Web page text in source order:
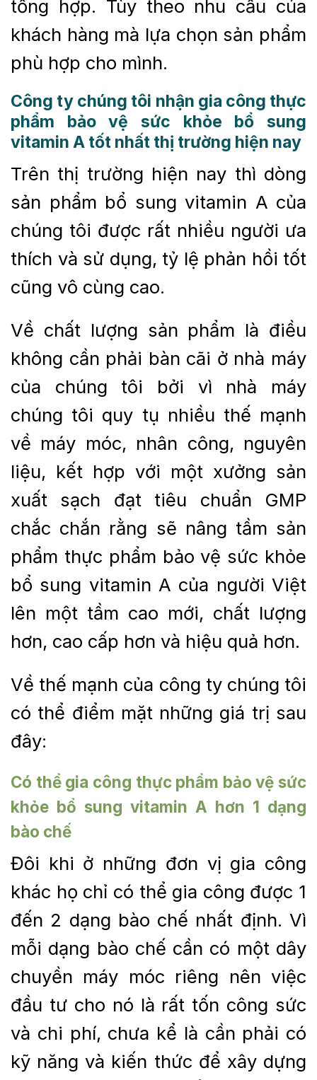
tổng hợp. Tùy theo nhu cầu của
khách hàng mà lựa chọn sản phẩm
phù hợp cho mình.
Công ty chúng tôi nhận gia công thực
phẩm bảo vệ sức khỏe bổ sung
vitamin A tốt nhất thị trường hiện nay
Trên thị trường hiện nay thì dòng
sản phẩm bổ sung vitamin A của
chúng tôi được rất nhiều người ưa
thích và sử dụng, tỷ lệ phản hồi tốt
cũng vô cùng cao.
Về chất lượng sản phẩm là điều
không cần phải bàn cãi ở nhà máy
của chúng tôi bởi vì nhà máy
chúng tôi quy tụ nhiều thế mạnh
về máy móc, nhân công, nguyên
liệu, kết hợp với một xưởng sản
xuất sạch đạt tiêu chuẩn GMP
chắc chắn rằng sẽ nâng tầm sản
phẩm thực phẩm bảo vệ sức khỏe
bổ sung vitamin A của người Việt
lên một tầm cao mới, chất lượng
hơn, cao cấp hơn và hiệu quả hơn.
Về thế mạnh của công ty chúng tôi
có thể điểm mặt những giá trị sau
đây:
Có thể gia công thực phẩm bảo vệ sức
khỏe bổ sung vitamin A hơn 1 dạng
bào chế
Đôi khi ở những đơn vị gia công
khác họ chỉ có thể gia công được 1
đến 2 dạng bào chế nhất định. Vì
mỗi dạng bào chế cần có một dây
chuyền máy móc riêng nên việc
đầu tư cho nó là rất tốn công sức
và chi phí, chưa kể là cần phải có
kỹ năng và kiến thức để xây dựng